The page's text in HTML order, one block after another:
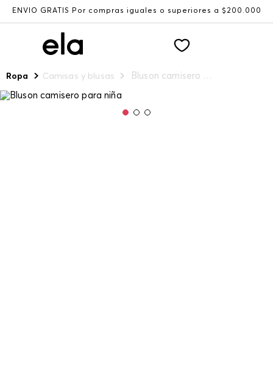
ENVÍO GRATIS Por compras iguales o superiores a $200.000
Ropa Camisas y blusas Bluson camisero para niña